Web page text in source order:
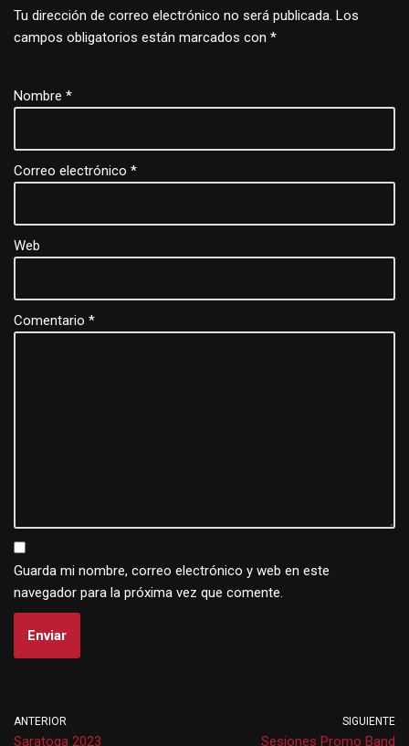
Tu dirección de correo electrónico no será publicada. Los
campos obligatorios están marcados con *
Nombre *
Correo electrónico *
Web
Comentario *
Guarda mi nombre, correo electrónico y web en este
navegador para la próxima vez que comente.
ANTERIOR
Saratoga 2023
SIGUIENTE
Sesiones Promo Band